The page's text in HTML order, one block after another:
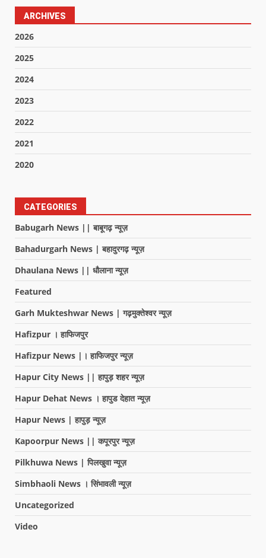
ARCHIVES
2026
2025
2024
2023
2022
2021
2020
CATEGORIES
Babugarh News || बाबूगढ़ न्यूज़
Bahadurgarh News | बहादुरगढ़ न्यूज़
Dhaulana News || धौलाना न्यूज़
Featured
Garh Mukteshwar News | गढ़मुक्तेश्वर न्यूज़
Hafizpur । हाफिजपुर
Hafizpur News |। हाफिजपुर न्यूज़
Hapur City News || हापुड़ शहर न्यूज़
Hapur Dehat News । हापुड देहात न्यूज़
Hapur News | हापुड़ न्यूज़
Kapoorpur News || कपूरपुर न्यूज़
Pilkhuwa News | पिलखुवा न्यूज़
Simbhaoli News । सिंभावली न्यूज़
Uncategorized
Video